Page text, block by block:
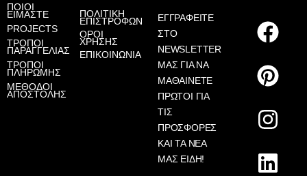
ΠΟΙΟΙ
ΕΙΜΑΣΤΕ
PROJECTS
ΤΡΟΠΟΙ
ΠΑΡΑΓΓΕΛΙΑΣ
ΤΡΟΠΟΙ
ΠΛΗΡΩΜΗΣ
ΜΕΘΟΔΟΙ
ΑΠΟΣΤΟΛΗΣ
ΠΟΛΙΤΙΚΗ
ΕΠΙΣΤΡΟΦΩΝ
ΟΡΟΙ
ΧΡΗΣΗΣ
ΕΠΙΚΟΙΝΩΝΙΑ
ΕΓΓΡΑΦΕΙΤΕ
ΣΤΟ
NEWSLETTER
ΜΑΣ ΓΙΑ ΝΑ
ΜΑΘΑΙΝΕΤΕ
ΠΡΩΤΟΙ ΓΙΑ
ΤΙΣ
ΠΡΟΣΦΟΡΕΣ
ΚΑΙ ΤΑ ΝΕΑ
ΜΑΣ ΕΙΔΗ!